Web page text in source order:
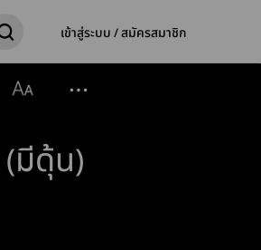
เข้าสู่ระบบ / สมัครสมาชิก
มีดุ้น)